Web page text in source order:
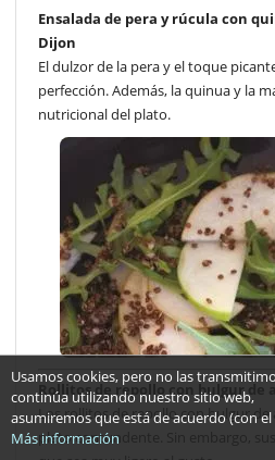
Ensalada de pera y rúcula con
Dijon
El dulzor de la pera y el toque
perfección. Además, la quinua y la
nutricional del plato.
Rollitos de repollo con bulgur de
Los rollitos de repollo con bulgur de
plato contundente. Sin embargo,
Usamos cookies, pero no las
continúa utilizando nuestro sitio web,
asumiremos que está de acuerdo (con
Más información